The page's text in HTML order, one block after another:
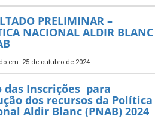
PRELIMINAR –
NACIONAL ALDIR BLANC
em: 25 de outubro de 2024
das Inscrições para
dos recursos da Política
Aldir Blanc (PNAB) 2024